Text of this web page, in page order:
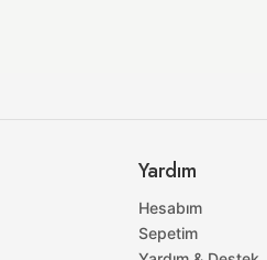
Yardım
Hesabım
Sepetim